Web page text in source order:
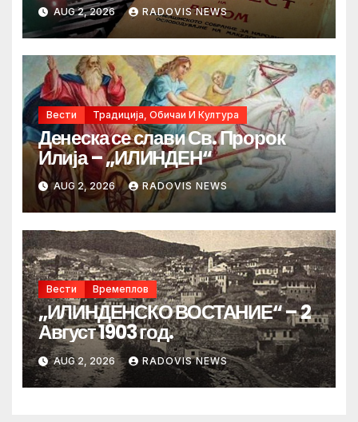
AUG 2, 2026 RADOVIS NEWS
Вести Традиција, Обичаи И Култура
Денеска се слави Св. Пророк
Илија – „ИЛИНДЕН“
AUG 2, 2026 RADOVIS NEWS
Вести Времеплов
„ИЛИНДЕНСКО ВОСТАНИЕ“ – 2
Август 1903 год.
AUG 2, 2026 RADOVIS NEWS